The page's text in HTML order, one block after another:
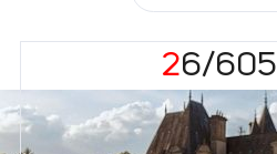
26/605